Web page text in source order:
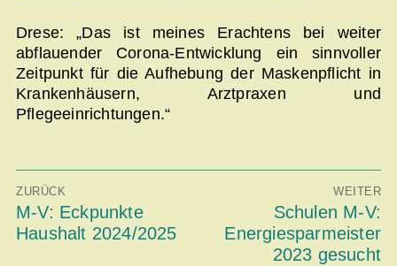
Drese: „Das ist meines Erachtens bei weiter
abflauender Corona-Entwicklung ein sinnvoller
Zeitpunkt für die Aufhebung der Maskenpflicht in
Krankenhäusern, Arztpraxen und
Pflegeeinrichtungen.“
Beitragsnavigation
ZURÜCK
Vorheriger
Beitrag:
M-V: Eckpunkte
Haushalt 2024/2025
WEITER
Nächster
Beitrag:
Schulen M-V:
Energiesparmeister
2023 gesucht